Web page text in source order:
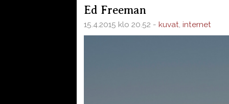
Ed Freeman
15.4.2015 klo 20.52 - kuvat, internet